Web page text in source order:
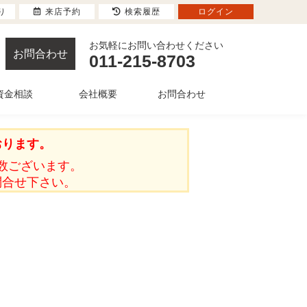
お問合わせ
お気軽にお問い合わせください
011-215-8703
金相談 会社概要 お問合わせ
ます。
ざいます。
せ下さい。
来店予約 検索履歴 ログイン